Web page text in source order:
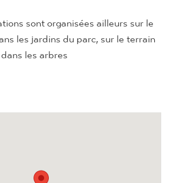
sont organisées ailleurs sur le
les jardins du parc, sur le terrain
les arbres